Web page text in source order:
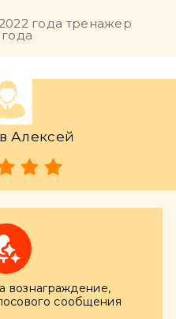
года тренажер
Алексей
вознаграждение,
сообщения